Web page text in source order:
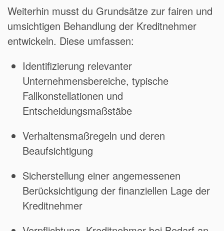
Weiterhin musst du Grundsätze zur fairen und
umsichtigen Behandlung der Kreditnehmer
entwickeln. Diese umfassen:
Identifizierung relevanter
Unternehmensbereiche, typische
Fallkonstellationen und
Entscheidungsmaßstäbe
Verhaltensmaßregeln und deren
Beaufsichtigung
Sicherstellung einer angemessenen
Berücksichtigung der finanziellen Lage der
Kreditnehmer